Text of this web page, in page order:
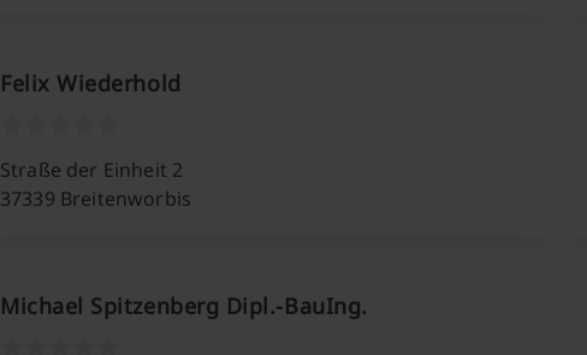
Felix Wiederhold
Straße der Einheit 2
37339 Breitenworbis
Michael Spitzenberg Dipl.-BauIng.